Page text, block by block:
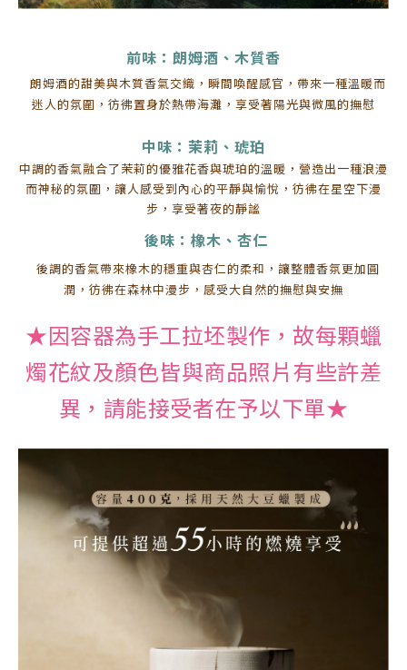
前味：朗姆酒、木質香
朗姆酒的甜美與木質香氣交織，瞬間喚醒感官，帶來一種溫暖而
迷人的氛圍，彷彿置身於熱帶海灘，享受著陽光與微風的撫慰
中味：茉莉、琥珀
中調的香氣融合了茉莉的優雅花香與琥珀的溫暖，營造出一種浪漫
而神秘的氛圍，讓人感受到內心的平靜與愉悅，彷彿在星空下漫
步，享受著夜的靜謐
後味：橡木、杏仁
後調的香氣帶來橡木的穩重與杏仁的柔和，讓整體香氛更加圓
潤，彷彿在森林中漫步，感受大自然的撫慰與安撫
★因容器為手工拉坯製作，故每顆蠟
燭花紋及顏色皆與商品照片有些許差
異，請能接受者在予以下單★